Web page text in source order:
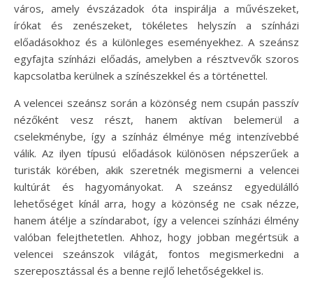
város, amely évszázadok óta inspirálja a művészeket,
írókat és zenészeket, tökéletes helyszín a színházi
előadásokhoz és a különleges eseményekhez. A szeánsz
egyfajta színházi előadás, amelyben a résztvevők szoros
kapcsolatba kerülnek a színészekkel és a történettel.
A velencei szeánsz során a közönség nem csupán passzív
nézőként vesz részt, hanem aktívan belemerül a
cselekménybe, így a színház élménye még intenzívebbé
válik. Az ilyen típusú előadások különösen népszerűek a
turisták körében, akik szeretnék megismerni a velencei
kultúrát és hagyományokat. A szeánsz egyedülálló
lehetőséget kínál arra, hogy a közönség ne csak nézze,
hanem átélje a színdarabot, így a velencei színházi élmény
valóban felejthetetlen. Ahhoz, hogy jobban megértsük a
velencei szeánszok világát, fontos megismerkedni a
szereposztással és a benne rejlő lehetőségekkel is.